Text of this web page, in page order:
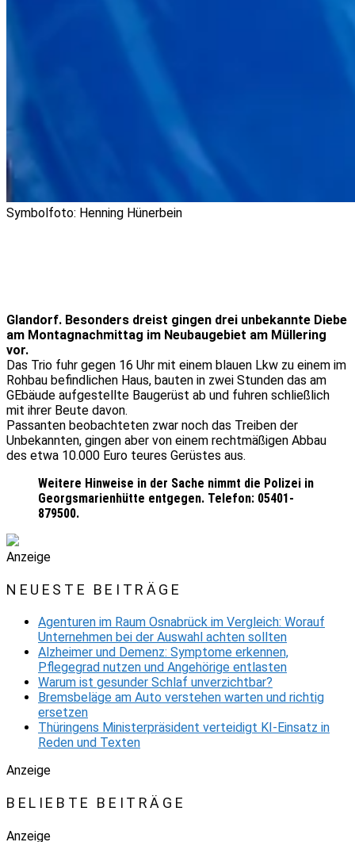
Symbolfoto: Henning Hünerbein
Glandorf. Besonders dreist gingen drei unbekannte Diebe
am Montagnachmittag im Neubaugebiet am Müllering
vor.
Das Trio fuhr gegen 16 Uhr mit einem blauen Lkw zu einem im
Rohbau befindlichen Haus, bauten in zwei Stunden das am
GEbäude aufgestellte Baugerüst ab und fuhren schließlich
mit ihrer Beute davon.
Passanten beobachteten zwar noch das Treiben der
Unbekannten, gingen aber von einem rechtmäßigen Abbau
des etwa 10.000 Euro teures Gerüstes aus.
Weitere Hinweise in der Sache nimmt die Polizei in
Georgsmarienhütte entgegen. Telefon: 05401-
879500.
Anzeige
NEUESTE BEITRÄGE
Agenturen im Raum Osnabrück im Vergleich: Worauf
Unternehmen bei der Auswahl achten sollten
Alzheimer und Demenz: Symptome erkennen,
Pflegegrad nutzen und Angehörige entlasten
Warum ist gesunder Schlaf unverzichtbar?
Bremsbeläge am Auto verstehen warten und richtig
ersetzen
Thüringens Ministerpräsident verteidigt KI-Einsatz in
Reden und Texten
Anzeige
BELIEBTE BEITRÄGE
Anzeige